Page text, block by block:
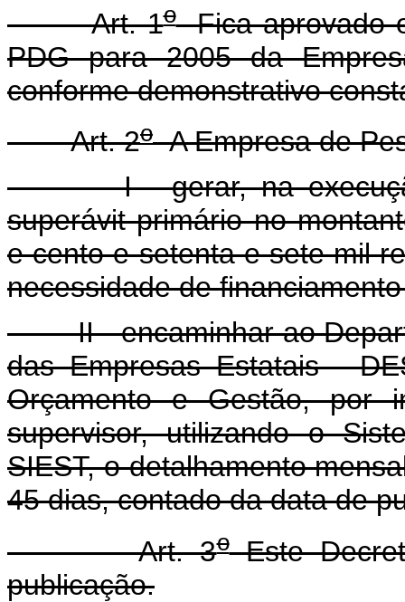
Art. 1oFica aprovado
PDG para 2005 da
conforme demonstrativo
Art. 2oA Empresa de
I - gerar, na execução
superávit primário no
e cento e setenta e sete mil
necessidade de
II - encaminhar ao
das Empresas Estatais -
Orçamento e Gestão, por
supervisor, utilizando o
SIEST, o detalhamento
45 dias, contado da data de
Art. 3oEste
publicação.